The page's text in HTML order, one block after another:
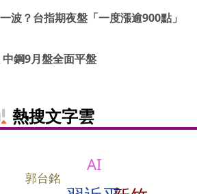
波？台指期夜盤「一度漲逾900點」
鋼9月盤全面平盤
熱搜文字雲
郭台銘
AI